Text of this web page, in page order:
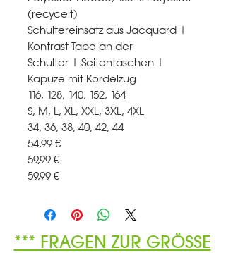
(recycelt)
Schultereinsatz aus Jacquard |
Kontrast-Tape an der
Schulter | Seitentaschen |
Kapuze mit Kordelzug
116, 128, 140, 152, 164
S, M, L, XL, XXL, 3XL, 4XL
34, 36, 38, 40, 42, 44
54,99 €
59,99 €
59,99 €
*** FRAGEN ZUR GRÖSSE